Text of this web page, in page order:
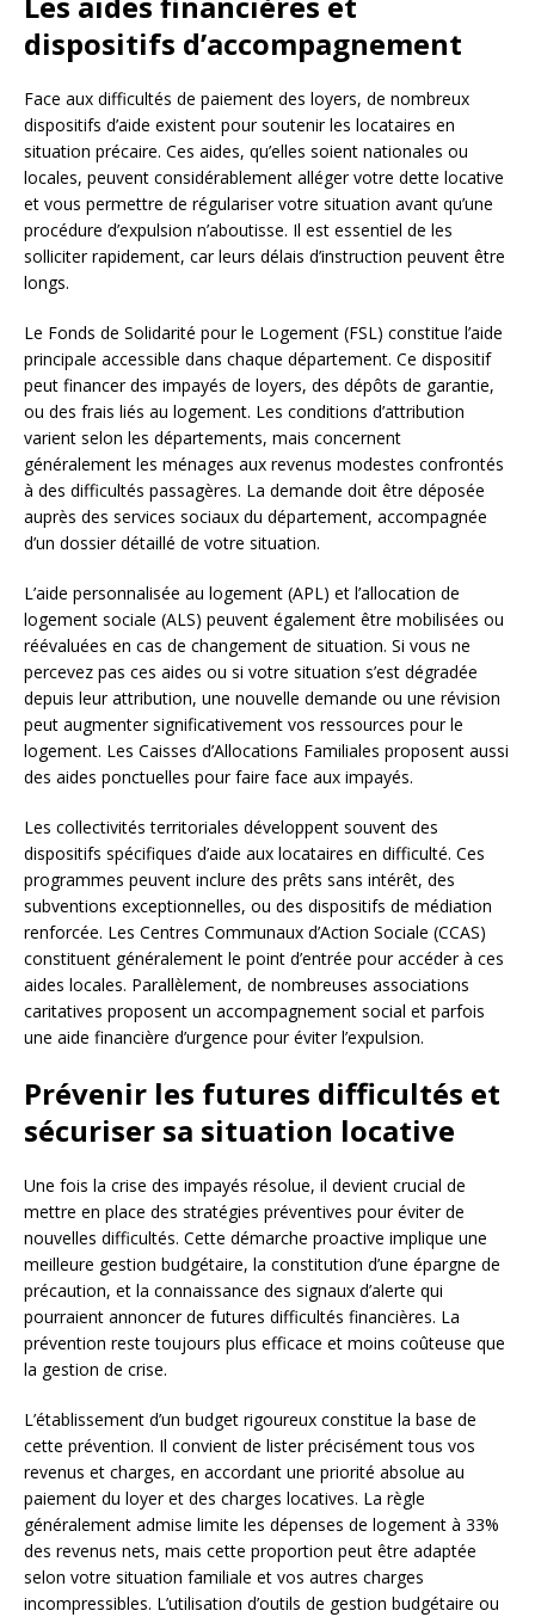
dispositifs d’accompagnement
Face aux difficultés de paiement des loyers, de nombreux
dispositifs d’aide existent pour soutenir les locataires en
situation précaire. Ces aides, qu’elles soient nationales ou
locales, peuvent considérablement alléger votre dette locative
et vous permettre de régulariser votre situation avant qu’une
procédure d’expulsion n’aboutisse. Il est essentiel de les
solliciter rapidement, car leurs délais d’instruction peuvent être
longs.
Le Fonds de Solidarité pour le Logement (FSL) constitue l’aide
principale accessible dans chaque département. Ce dispositif
peut financer des impayés de loyers, des dépôts de garantie,
ou des frais liés au logement. Les conditions d’attribution
varient selon les départements, mais concernent
généralement les ménages aux revenus modestes confrontés
à des difficultés passagères. La demande doit être déposée
auprès des services sociaux du département, accompagnée
d’un dossier détaillé de votre situation.
L’aide personnalisée au logement (APL) et l’allocation de
logement sociale (ALS) peuvent également être mobilisées ou
réévaluées en cas de changement de situation. Si vous ne
percevez pas ces aides ou si votre situation s’est dégradée
depuis leur attribution, une nouvelle demande ou une révision
peut augmenter significativement vos ressources pour le
logement. Les Caisses d’Allocations Familiales proposent aussi
des aides ponctuelles pour faire face aux impayés.
Les collectivités territoriales développent souvent des
dispositifs spécifiques d’aide aux locataires en difficulté. Ces
programmes peuvent inclure des prêts sans intérêt, des
subventions exceptionnelles, ou des dispositifs de médiation
renforcée. Les Centres Communaux d’Action Sociale (CCAS)
constituent généralement le point d’entrée pour accéder à ces
aides locales. Parallèlement, de nombreuses associations
caritatives proposent un accompagnement social et parfois
une aide financière d’urgence pour éviter l’expulsion.
Prévenir les futures difficultés et
sécuriser sa situation locative
Une fois la crise des impayés résolue, il devient crucial de
mettre en place des stratégies préventives pour éviter de
nouvelles difficultés. Cette démarche proactive implique une
meilleure gestion budgétaire, la constitution d’une épargne de
précaution, et la connaissance des signaux d’alerte qui
pourraient annoncer de futures difficultés financières. La
prévention reste toujours plus efficace et moins coûteuse que
la gestion de crise.
L’établissement d’un budget rigoureux constitue la base de
cette prévention. Il convient de lister précisément tous vos
revenus et charges, en accordant une priorité absolue au
paiement du loyer et des charges locatives. La règle
généralement admise limite les dépenses de logement à 33%
des revenus nets, mais cette proportion peut être adaptée
selon votre situation familiale et vos autres charges
incompressibles. L’utilisation d’outils de gestion budgétaire ou